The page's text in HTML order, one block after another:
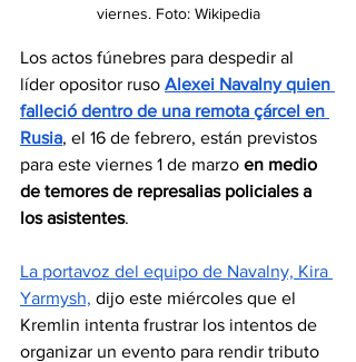
viernes. Foto: Wikipedia
Los actos fúnebres para despedir al
líder opositor ruso Alexei Navalny quien
falleció dentro de una remota çárcel en
Rusia, el 16 de febrero, están previstos
para este viernes 1 de marzo en medio
de temores de represalias policiales a
los asistentes.
La portavoz del equipo de Navalny, Kira
Yarmysh, dijo este miércoles que el
Kremlin intenta frustrar los intentos de
organizar un evento para rendir tributo